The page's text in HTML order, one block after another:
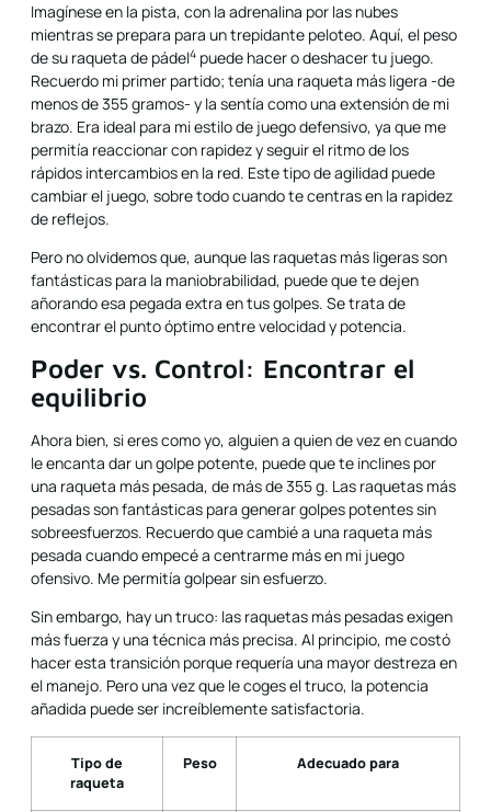
Imagínese en la pista, con la adrenalina por las nubes
mientras se prepara para un trepidante peloteo. Aquí, el peso
de su raqueta de pádel4 puede hacer o deshacer tu juego.
Recuerdo mi primer partido; tenía una raqueta más ligera -de
menos de 355 gramos- y la sentía como una extensión de mi
brazo. Era ideal para mi estilo de juego defensivo, ya que me
permitía reaccionar con rapidez y seguir el ritmo de los
rápidos intercambios en la red. Este tipo de agilidad puede
cambiar el juego, sobre todo cuando te centras en la rapidez
de reflejos.
Pero no olvidemos que, aunque las raquetas más ligeras son
fantásticas para la maniobrabilidad, puede que te dejen
añorando esa pegada extra en tus golpes. Se trata de
encontrar el punto óptimo entre velocidad y potencia.
Poder vs. Control: Encontrar el
equilibrio
Ahora bien, si eres como yo, alguien a quien de vez en cuando
le encanta dar un golpe potente, puede que te inclines por
una raqueta más pesada, de más de 355 g. Las raquetas más
pesadas son fantásticas para generar golpes potentes sin
sobreesfuerzos. Recuerdo que cambié a una raqueta más
pesada cuando empecé a centrarme más en mi juego
ofensivo. Me permitía golpear sin esfuerzo.
Sin embargo, hay un truco: las raquetas más pesadas exigen
más fuerza y una técnica más precisa. Al principio, me costó
hacer esta transición porque requería una mayor destreza en
el manejo. Pero una vez que le coges el truco, la potencia
añadida puede ser increíblemente satisfactoria.
Tipo de
raqueta
Peso Adecuado para